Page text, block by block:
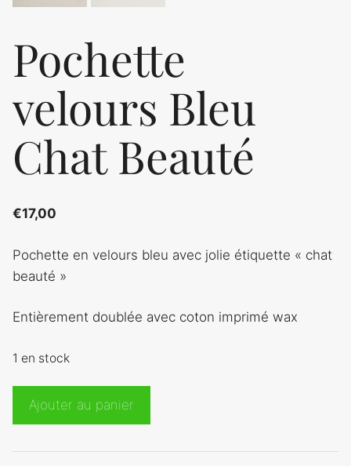
Pochette
velours Bleu
Chat Beauté
€17,00
Pochette en velours bleu avec jolie étiquette « chat
beauté »
Entièrement doublée avec coton imprimé wax
1 en stock
Ajouter au panier